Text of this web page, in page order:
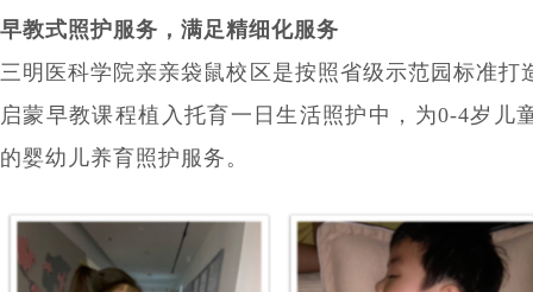
早教式照护服务，满足精细化服务
三明医科学院亲亲袋鼠校区是按照省级示范园标准
启蒙早教课程植入托育一日生活照护中，为0-4岁儿
的婴幼儿养育照护服务。